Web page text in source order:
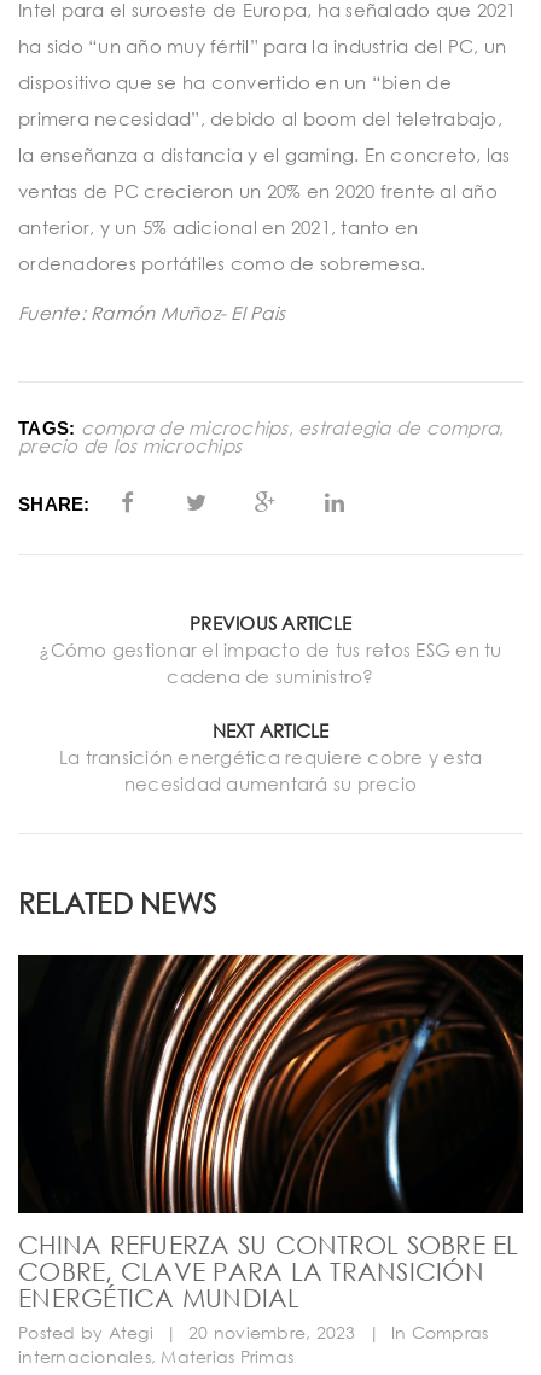
Intel para el suroeste de Europa, ha señalado que 2021
ha sido “un año muy fértil” para la industria del PC, un
dispositivo que se ha convertido en un “bien de
primera necesidad”, debido al boom del teletrabajo,
la enseñanza a distancia y el gaming. En concreto, las
ventas de PC crecieron un 20% en 2020 frente al año
anterior, y un 5% adicional en 2021, tanto en
ordenadores portátiles como de sobremesa.
Fuente: Ramón Muñoz- El Pais
TAGS: compra de microchips, estrategia de compra,
precio de los microchips
SHARE:
PREVIOUS ARTICLE
¿Cómo gestionar el impacto de tus retos ESG en tu
cadena de suministro?
NEXT ARTICLE
La transición energética requiere cobre y esta
necesidad aumentará su precio
RELATED NEWS
CHINA REFUERZA SU CONTROL SOBRE EL
COBRE, CLAVE PARA LA TRANSICIÓN
ENERGÉTICA MUNDIAL
Posted by Ategi | 20 noviembre, 2023 | In Compras
internacionales, Materias Primas